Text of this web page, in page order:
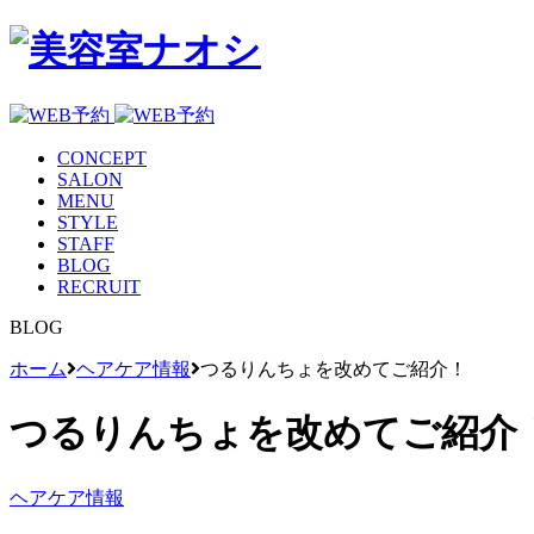
CONCEPT
SALON
MENU
STYLE
STAFF
BLOG
RECRUIT
BLOG
ホーム ヘアケア情報 つるりんちょを改めてご紹介！
つるりんちょを改めてご紹介
ヘアケア情報